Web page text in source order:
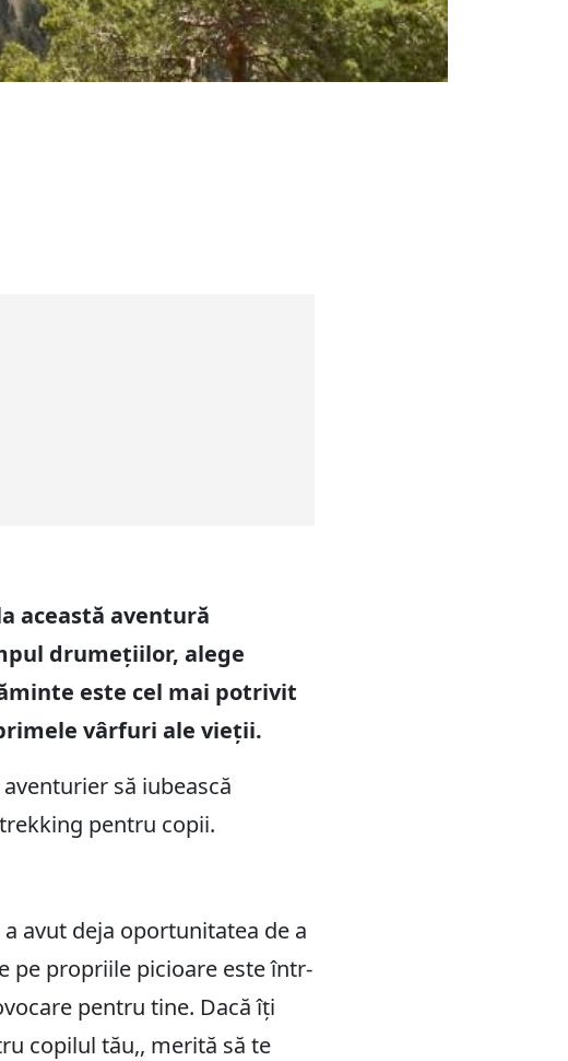
Sfaturi
această aventură
drumețiilor, alege
este cel mai potrivit
vârfuri ale vieții.
să iubească
pentru copii.
avut deja oportunitatea de a
pe propriile picioare este într-
pentru tine. Dacă îți
copilul tău,, merită să te